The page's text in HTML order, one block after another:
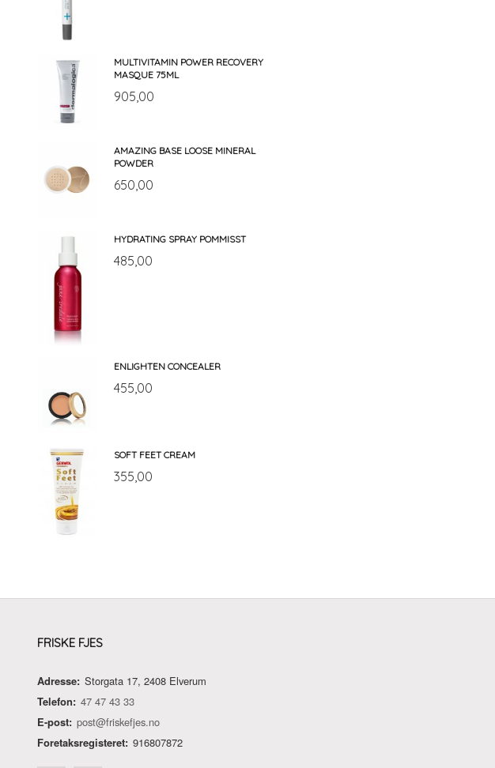
MULTIVITAMIN POWER RECOVERY
MASQUE 75ML
905,00
AMAZING BASE LOOSE MINERAL
POWDER
650,00
HYDRATING SPRAY POMMISST
485,00
ENLIGHTEN CONCEALER
455,00
SOFT FEET CREAM
355,00
FRISKE FJES
Adresse: Storgata 17, 2408 Elverum
Telefon: 47 47 43 33
E-post: post@friskefjes.no
Foretaksregisteret: 916807872